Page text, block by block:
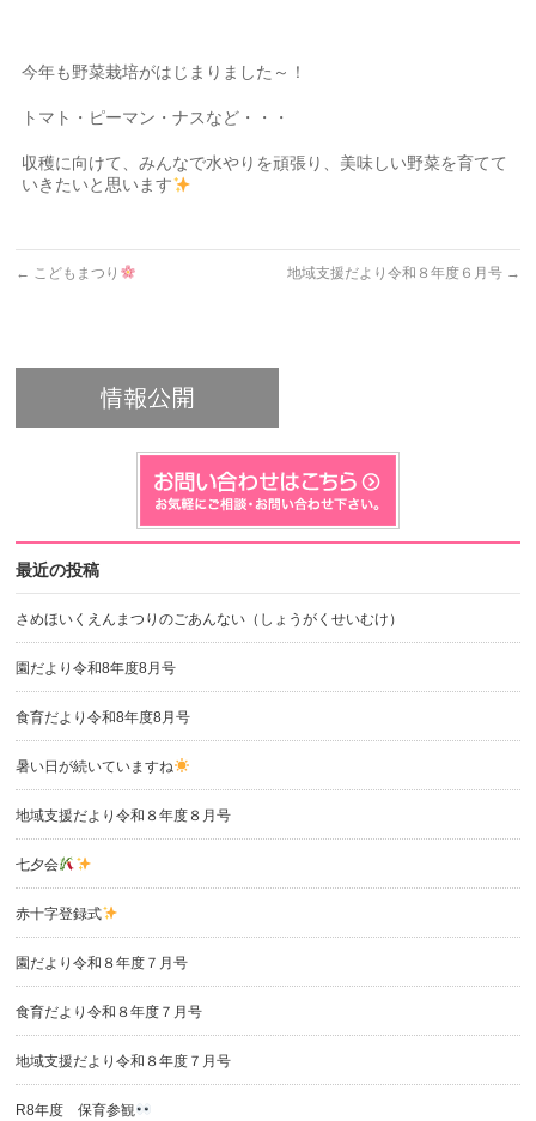
今年も野菜栽培がはじまりました～！
トマト・ピーマン・ナスなど・・・
収穫に向けて、みんなで水やりを頑張り、美味しい野菜を育てて
いきたいと思います
← こどもまつり 地域支援だより令和８年度６月号 →
最近の投稿
さめほいくえんまつりのごあんない（しょうがくせいむけ）
園だより令和8年度8月号
食育だより令和8年度8月号
暑い日が続いていますね
地域支援だより令和８年度８月号
七夕会
赤十字登録式
園だより令和８年度７月号
食育だより令和８年度７月号
地域支援だより令和８年度７月号
R8年度 保育参観